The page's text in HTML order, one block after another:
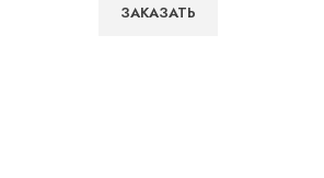
ЗАКАЗАТЬ